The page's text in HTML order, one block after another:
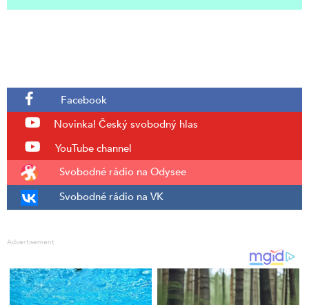
Facebook
Novinka! Český svobodný hlas
YouTube channel
Svobodné rádio na Odysee
Svobodné rádio na VK
Advertisement